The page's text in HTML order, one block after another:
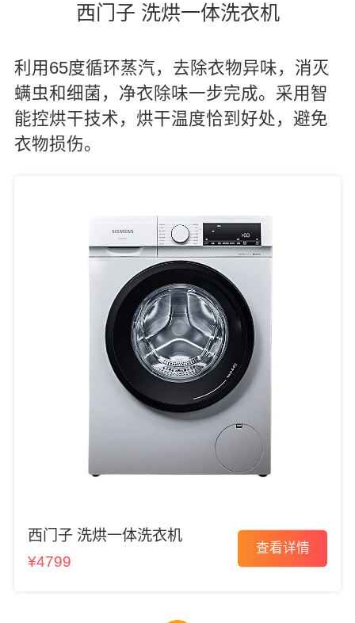
西门子 洗烘一体洗衣机
利用65度循环蒸汽，去除衣物异味，消灭
螨虫和细菌，净衣除味一步完成。采用智
能控烘干技术，烘干温度恰到好处，避免
衣物损伤。
西门子 洗烘一体洗衣机
¥4799
查看详情